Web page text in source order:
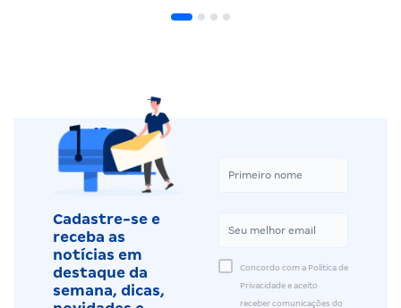
Cadastre-se e
receba as
notícias em
destaque da
semana, dicas,
Concordo com a Política de
Privacidade e aceito
receber comunicações do